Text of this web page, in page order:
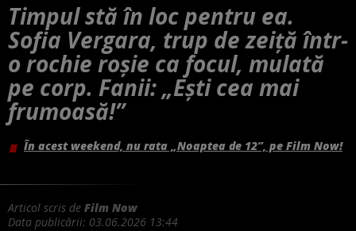
Timpul stă în loc pentru ea.
Sofia Vergara, trup de zeiță într-
o rochie roșie ca focul, mulată
pe corp. Fanii: „Ești cea mai
frumoasă!”
În acest weekend, nu rata „Noaptea de 12”, pe Film Now!
Articol scris de Film Now
Data publicării: 03.06.2026 13:44